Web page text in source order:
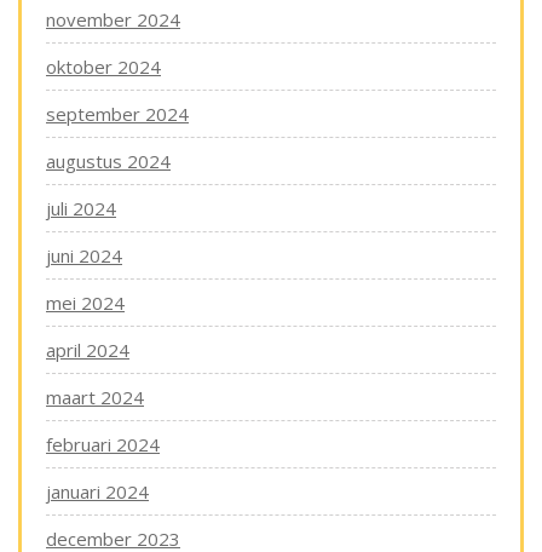
november 2024
oktober 2024
september 2024
augustus 2024
juli 2024
juni 2024
mei 2024
april 2024
maart 2024
februari 2024
januari 2024
december 2023